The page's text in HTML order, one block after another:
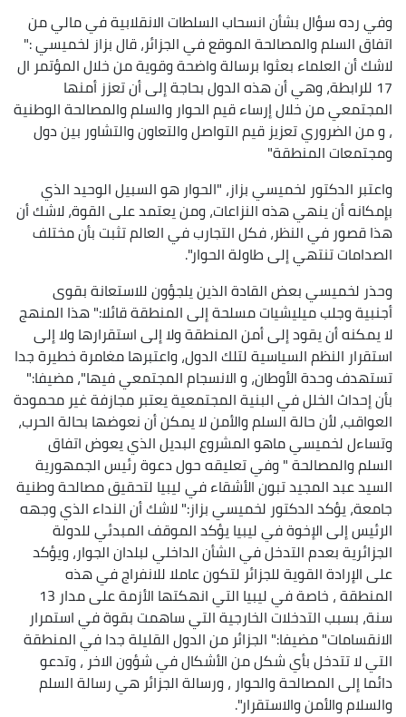
وفي رده سؤال بشأن انسحاب السلطات الانقلابية في مالي من
اتفاق السلم والمصالحة الموقع في الجزائر، قال بزاز لخميسي :"
لاشك أن العلماء بعثوا برسالة واضحة وقوية من خلال المؤتمر ال
17 للرابطة، وهي أن هذه الدول بحاجة إلى أن تعزز أمنها
المجتمعي من خلال إرساء قيم الحوار والسلم والمصالحة الوطنية
، و من الضروري تعزيز قيم التواصل والتعاون والتشاور بين دول
ومجتمعات المنطقة"
واعتبر الدكتور لخميسي بزاز، "الحوار هو السبيل الوحيد الذي
بإمكانه أن ينهي هذه النزاعات، ومن يعتمد على القوة، لاشك أن
هذا قصور في النظر، فكل التجارب في العالم تثبت بأن مختلف
الصدامات تنتهي إلى طاولة الحوار".
وحذر لخميسي بعض القادة الذين يلجؤون للاستعانة بقوى
أجنبية وجلب ميليشيات مسلحة إلى المنطقة قائلا:" هذا المنهج
لا يمكنه أن يقود إلى أمن المنطقة ولا إلى استقرارها ولا إلى
استقرار النظم السياسية لتلك الدول، واعتبرها مغامرة خطيرة جدا
تستهدف وحدة الأوطان، و الانسجام المجتمعي فيها"، مضيفا:"
بأن إحداث الخلل في البنية المجتمعية يعتبر مجازفة غير محمودة
العواقب، لأن حالة السلم والأمن لا يمكن أن نعوضها بحالة الحرب،
وتساءل لخميسي ماهو المشروع البديل الذي يعوض اتفاق
السلم والمصالحة " وفي تعليقه حول دعوة رئيس الجمهورية
السيد عبد المجيد تبون الأشقاء في ليبيا لتحقيق مصالحة وطنية
جامعة، يؤكد الدكتور لخميسي بزاز:" لاشك أن النداء الذي وجهه
الرئيس إلى الإخوة في ليبيا يؤكد الموقف المبدئي للدولة
الجزائرية بعدم التدخل في الشأن الداخلي لبلدان الجوار، ويؤكد
على الإرادة القوية للجزائر لتكون عاملا للانفراج في هذه
المنطقة ، خاصة في ليبيا التي انهكتها الأزمة على مدار 13
سنة، بسبب التدخلات الخارجية التي ساهمت بقوة في استمرار
الانقسامات" مضيفا:" الجزائر من الدول القليلة جدا في المنطقة
التي لا تتدخل بأي شكل من الأشكال في شؤون الاخر ، وتدعو
دائما إلى المصالحة والحوار ، ورسالة الجزائر هي رسالة السلم
والسلام والأمن والاستقرار".